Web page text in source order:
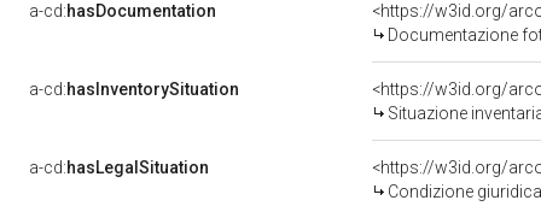
a-cd:hasDocumentation
Documentazione
a-cd:hasInventorySituation
<https://w3id.org/
Situazione
a-cd:hasLegalSituation
Condizione